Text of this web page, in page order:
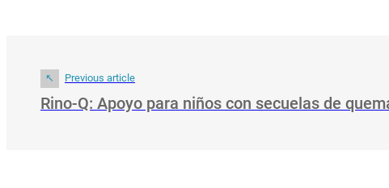
Previous article
Rino-Q: Apoyo para niños con secuelas de